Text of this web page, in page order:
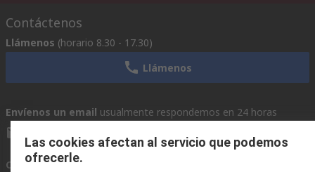
Contáctenos
Llámenos (horario 8.30 - 17.30)
Llámenos
Envíenos un email usualmente respondemos en 24 horas
Conectar con nosotros
Las cookies afectan al servicio que podemos
ofrecerle.